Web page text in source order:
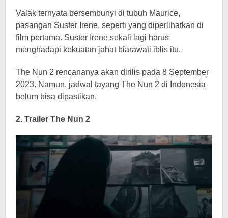
Valak ternyata bersembunyi di tubuh Maurice,
pasangan Suster Irene, seperti yang diperlihatkan di
film pertama. Suster Irene sekali lagi harus
menghadapi kekuatan jahat biarawati iblis itu.
The Nun 2 rencananya akan dirilis pada 8 September
2023. Namun, jadwal tayang The Nun 2 di Indonesia
belum bisa dipastikan.
2. Trailer The Nun 2